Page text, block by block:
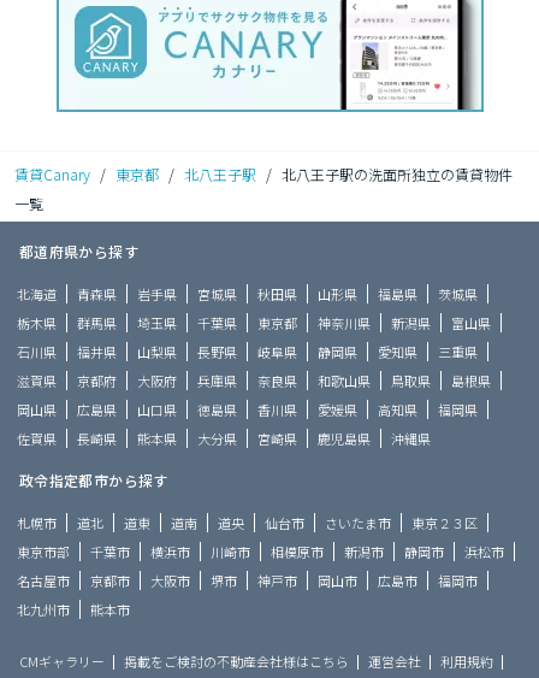
賃貸Canary / 東京都 / 北八王子駅 / 北八王子駅の洗面所独立の賃貸物件
一覧
都道府県から探す
北海道 青森県 岩手県 宮城県 秋田県 山形県 福島県
茨城県
栃木県
群馬県 埼玉県 千葉県 東京都 神奈川県 新潟県
富山県
石川県
福井県 山梨県 長野県 岐阜県 静岡県 愛知県
三重県
滋賀県
京都府 大阪府 兵庫県 奈良県 和歌山県 鳥取県
島根県
岡山県
広島県 山口県 徳島県 香川県 愛媛県 高知県
福岡県
佐賀県
長崎県 熊本県 大分県 宮崎県 鹿児島県 沖縄県
政令指定都市から探す
札幌市 道北 道東 道南 道央 仙台市 さいたま市
東京２３区
東京市部
千葉市 横浜市 川崎市 相模原市 新潟市 静岡市
浜松市
名古屋市
京都市 大阪市 堺市 神戸市 岡山市 広島市
福岡市
北九州市
熊本市
CMギャラリー 掲載をご検討の不動産会社様はこちら 運営会社
利用規約